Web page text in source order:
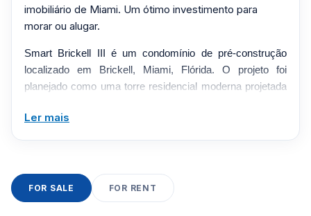
imobiliário de Miami. Um ótimo investimento para
morar ou alugar.
Smart Brickell III é um condomínio de pré-construção
localizado em Brickell, Miami, Flórida. O projeto foi
planejado como uma torre residencial moderna projetada
de estilo de vida e acesso conveniente a restaurantes,
O Smart Brickell III foi projetado para combinar arquitetura
moderna, acabamentos residenciais luxuosos e serviços
Ler mais
FOR SALE FOR RENT